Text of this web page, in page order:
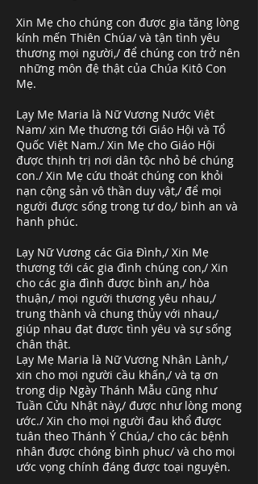
Xin Mẹ cho chúng con được gia tăng lòng
kính mến Thiên Chúa/ và tận tình yêu
thương mọi người,/ để chúng con trở nên
những môn đệ thật của Chúa Kitô Con
Mẹ.
Lạy Mẹ Maria là Nữ Vương Nước Việt
Nam/ xin Mẹ thương tới Giáo Hội và Tổ
Quốc Việt Nam./ Xin Mẹ cho Giáo Hội
được thịnh trị nơi dân tộc nhỏ bé chúng
con./ Xin Mẹ cứu thoát chúng con khỏi
nạn cộng sản vô thần duy vật,/ để mọi
người được sống trong tự do,/ bình an và
hanh phúc.
Lạy Nữ Vương các Gia Đình,/ Xin Mẹ
thương tới các gia đình chúng con,/ Xin
cho các gia đình được bình an,/ hòa
thuận,/ mọi người thương yêu nhau,/
trung thành và chung thủy với nhau,/
giúp nhau đạt được tình yêu và sự sống
chân thật.
Lạy Mẹ Maria là Nữ Vương Nhân Lành,/
xin cho mọi người cầu khấn,/ và tạ ơn
trong dịp Ngày Thánh Mẫu cũng như
Tuần Cửu Nhật này,/ được như lòng mong
ước./ Xin cho mọi người đau khổ được
tuân theo Thánh Ý Chúa,/ cho các bệnh
nhân được chóng bình phục/ và cho mọi
ước vọng chính đáng được toại nguyện.